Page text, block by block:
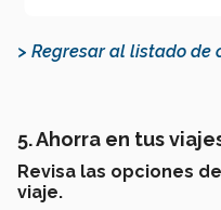
> Regresar al listado de
5. Ahorra en tus
Revisa las opciones
viaje.